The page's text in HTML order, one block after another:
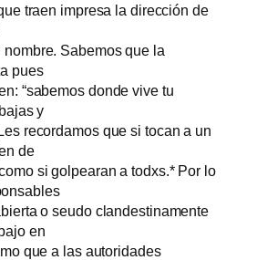
traen impresa la dirección de
Sabemos que la
pues
“sabemos donde vive tu
y
recordamos que si tocan a un
de
si golpearan a todxs.* Por lo
o seudo clandestinamente
en
que a las autoridades